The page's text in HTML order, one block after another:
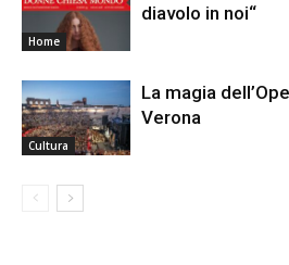
Home
diavolo in noi“
Cultura
La magia
Verona